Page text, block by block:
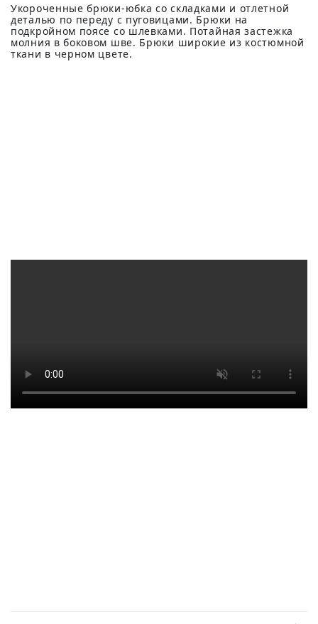
Укороченные брюки-юбка со складками и отлетной
деталью по переду с пуговицами. Брюки на
подкройном поясе со шлевками. Потайная застежка
молния в боковом шве. Брюки широкие из костюмной
ткани в черном цвете.